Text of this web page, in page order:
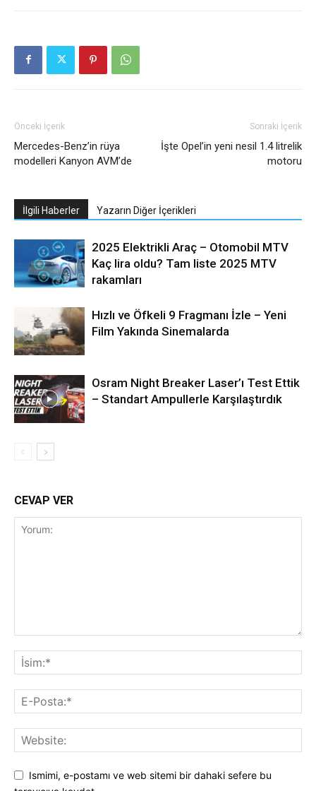
Önceki İçerik
Mercedes-Benz’in rüya
modelleri Kanyon AVM’de
Sonraki İçerik
İşte Opel’in yeni nesil 1.4 litrelik
motoru
İlgili Haberler Yazarın Diğer İçerikleri
2025 Elektrikli Araç – Otomobil MTV
Kaç lira oldu? Tam liste 2025 MTV
rakamları
Hızlı ve Öfkeli 9 Fragmanı İzle – Yeni
Film Yakında Sinemalarda
Osram Night Breaker Laser’ı Test Ettik
– Standart Ampullerle Karşılaştırdık
CEVAP VER
Ismimi, e-postamı ve web sitemi bir dahaki sefere bu